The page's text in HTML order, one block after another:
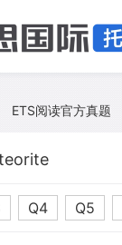
ETS阅读官方真题
Q4 Q5